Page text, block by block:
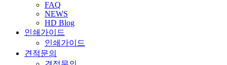
FAQ
NEWS
HD Blog
인쇄가이드
인쇄가이드
견적문의